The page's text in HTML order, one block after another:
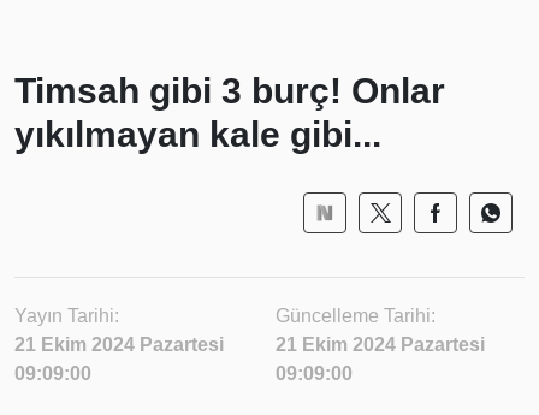
Timsah gibi 3 burç! Onlar
yıkılmayan kale gibi...
Yayın Tarihi:
21 Ekim 2024 Pazartesi
09:09:00
Güncelleme Tarihi:
21 Ekim 2024 Pazartesi
09:09:00